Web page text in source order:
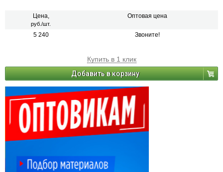
помощи абсолютно любого моющего средства или порошка. Еще одним
плюсом такого покрытия является то, что оно «дышит». Это прекрасно
Цена,
руб./шт.
Оптовая цена
5 240 Звоните!
Купить в 1 клик
Добавить в корзину